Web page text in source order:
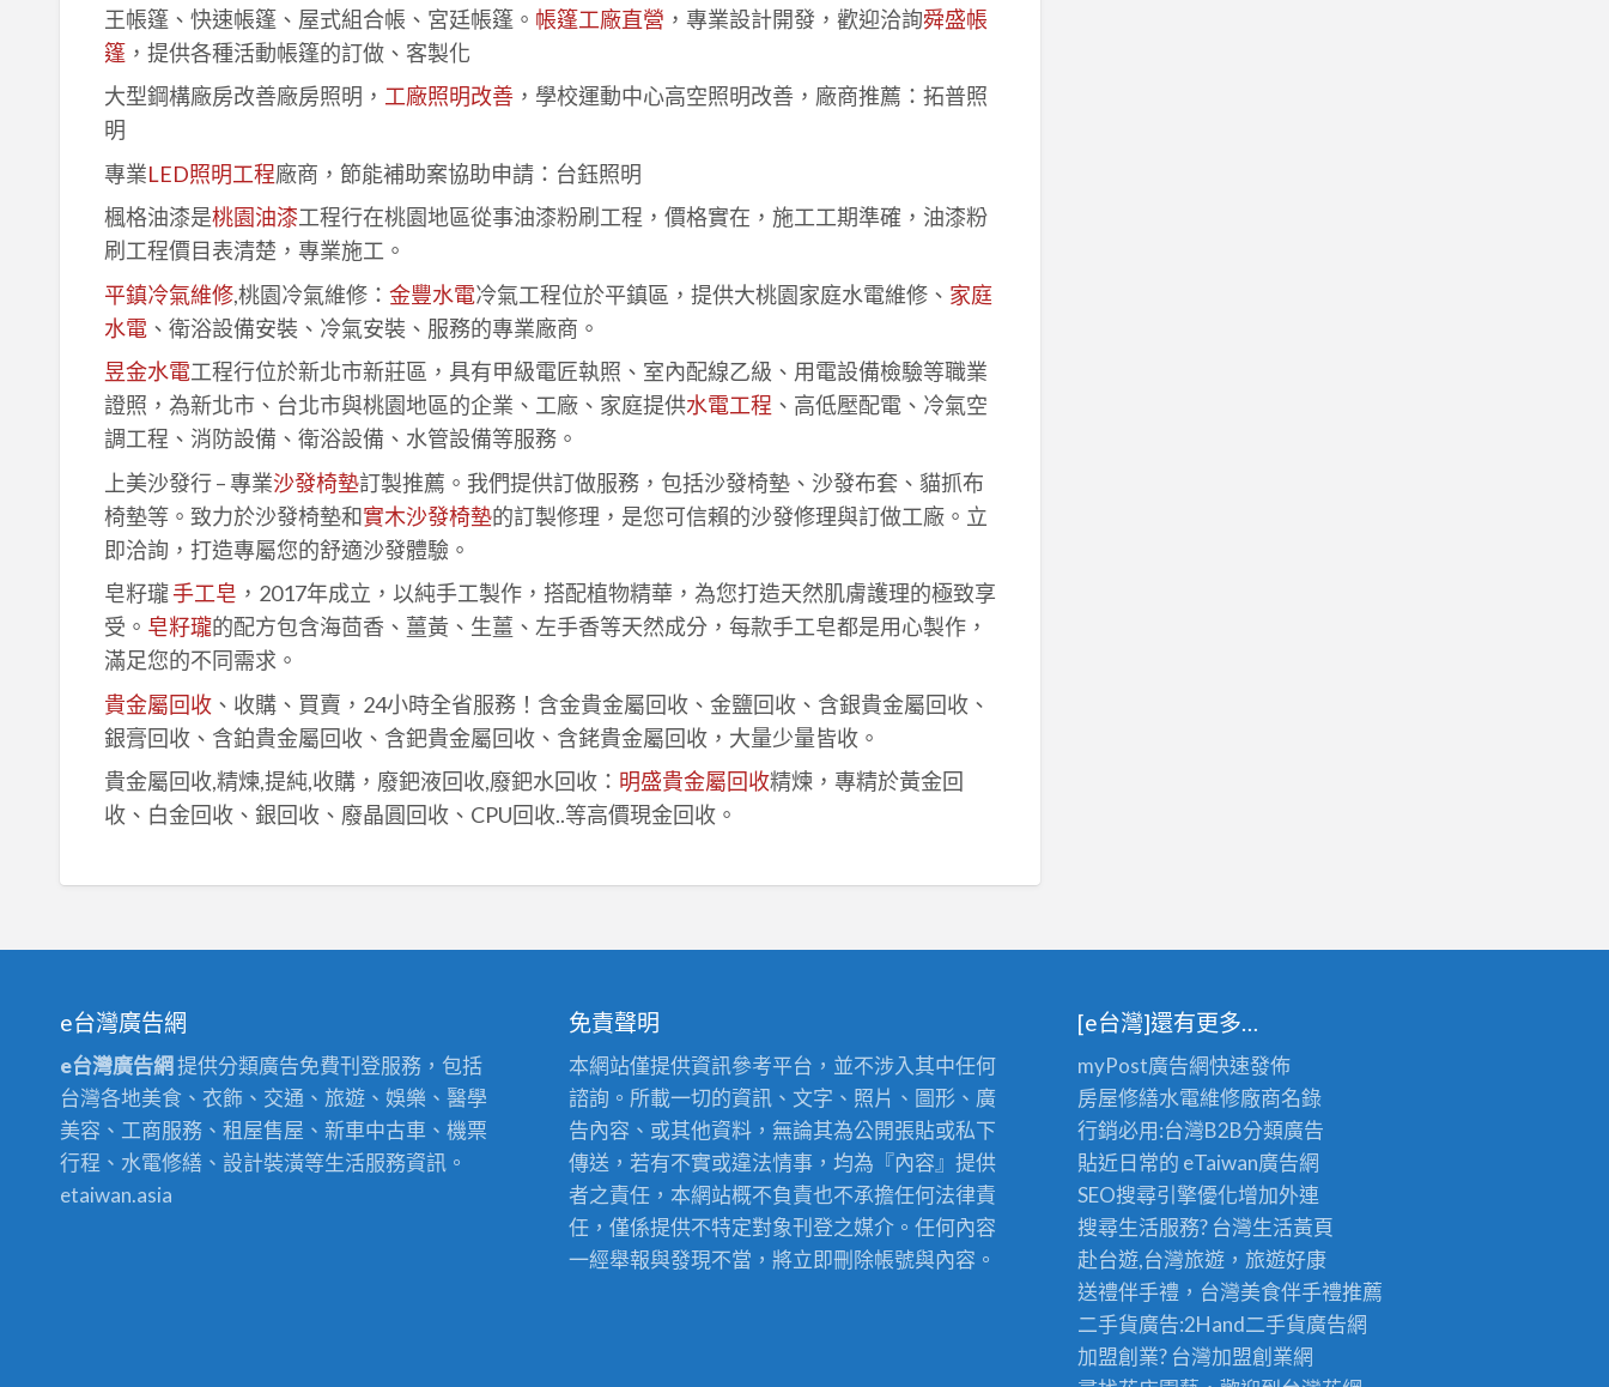
王帳篷、快速帳篷、屋式組合帳、宮廷帳篷。 帳篷工廠直營 ，專業設計開發，歡迎洽詢舜盛帳
篷，提供各種活動帳篷的訂做、客製化
大型鋼構廠房改善廠房照明， 工廠照明改善，學校運動中心高空照明改善，廠商推薦：拓普照
明
專業LED照明工程廠商，節能補助案協助申請：台鈺照明
楓格油漆是桃園油漆工程行在桃園地區從事油漆粉刷工程，價格實在，施工工期準確，油漆粉
刷工程價目表清楚，專業施工。
平鎮冷氣維修,桃園冷氣維修： 金豐水電冷氣工程位於平鎮區，提供大桃園家庭水電維修、 家庭
水電、衛浴設備安裝、冷氣安裝、服務的專業廠商。
昱金水電工程行位於新北市新莊區，具有甲級電匠執照、室內配線乙級、用電設備檢驗等職業
證照，為新北市、台北市與桃園地區的企業、工廠、家庭提供水電工程 、高低壓配電、冷氣空
調工程、消防設備、衛浴設備、水管設備等服務。
上美沙發行 – 專業沙發椅墊訂製推薦。我們提供訂做服務，包括沙發椅墊、沙發布套、貓抓布
椅墊等。致力於沙發椅墊和實木沙發椅墊的訂製修理，是您可信賴的沙發修理與訂做工廠。立
即洽詢，打造專屬您的舒適沙發體驗。
皂籽瓏手工皂 ，2017年成立，以純手工製作，搭配植物精華，為您打造天然肌膚護理的極致享
受。 皂籽瓏的配方包含海茴香、薑黃、生薑、左手香等天然成分，每款手工皂都是用心製作，
滿足您的不同需求。
貴金屬回收、收購、買賣，24小時全省服務！含金貴金屬回收、金鹽回收、含銀貴金屬回收、
銀膏回收、含鉑貴金屬回收、含鈀貴金屬回收、含銠貴金屬回收，大量少量皆收。
貴金屬回收,精煉,提純,收購，廢鈀液回收,廢鈀水回收： 明盛貴金屬回收精煉，專精於黃金回
收、白金回收、銀回收、廢晶圓回收、CPU回收..等高價現金回收。
e台灣廣告網
e台灣廣告網提供分類廣告免費刊登服務，包括
台灣各地美食、衣飾、交通、旅遊、娛樂、醫學
美容、工商服務、租屋售屋、新車中古車、機票
行程、水電修繕、設計裝潢等生活服務資訊。
etaiwan.asia
免責聲明
本網站僅提供資訊參考平台，並不涉入其中任何
諮詢。所載一切的資訊、文字、照片、圖形、廣
告內容、或其他資料，無論其為公開張貼或私下
傳送，若有不實或違法情事，均為『內容』提供
者之責任，本網站概不負責也不承擔任何法律責
任，僅係提供不特定對象刊登之媒介。任何內容
一經舉報與發現不當，將立即刪除帳號與內容。
[e台灣]還有更多…
myPost廣告網快速發佈
房屋修繕水電維修廠商名錄
行銷必用:台灣B2B分類廣告
貼近日常的 eTaiwan廣告網
SEO搜尋引擎優化增加外連
搜尋生活服務? 台灣生活黃頁
赴台遊,台灣旅遊 ，旅遊好康
送禮伴手禮，台灣美食伴手禮推薦
二手貨廣告:2Hand二手貨廣告網
加盟創業? 台灣加盟創業網